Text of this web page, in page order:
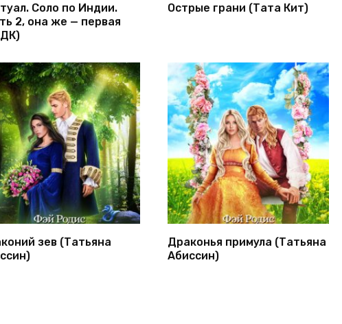
Соло по Индии.
2, она же — первая
Острые грани (Тата Кит)
зев (Татьяна
Драконья примула (Татьяна
Абиссин)